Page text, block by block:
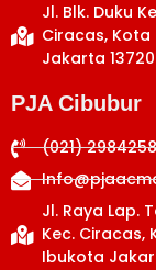
Jl. Blk. Duku
Ciracas,
Jakarta 13720
PJA Cibubur
(021)
Jl. Raya Lap.
Kec. Ciracas,
Ibukota